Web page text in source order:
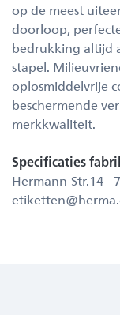
op de meest
doorloop,
bedrukking altijd
stapel.
oplosmiddelvrije
beschermende
merkkwaliteit.
Specificaties
Hermann-Str.14 -